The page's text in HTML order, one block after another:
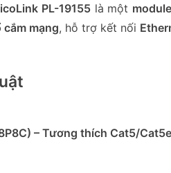
PL-19155 là một
mạng, hỗ trợ kết nối
– Tương thích Cat5/Cat5e